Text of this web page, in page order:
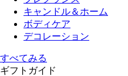
キャンドル＆ホーム
ボディケア
デコレーション
すべてみる
ギフトガイド